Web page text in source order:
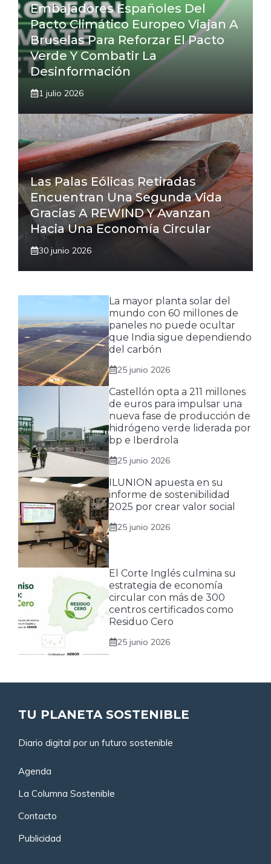
Embajadores Españoles Del
Pacto Climático Europeo Viajan A
Bruselas Para Reforzar El Pacto
Verde Y Combatir La
Desinformación
1 julio 2026
Las Palas Eólicas Retiradas
Encuentran Una Segunda Vida
Gracias A REWIND Y Avanzan
Hacia Una Economía Circular
30 junio 2026
La mayor planta solar del
mundo con 60 millones de
paneles no puede ocultar
que India sigue dependiendo
del carbón
25 junio 2026
Castellón opta a 211 millones
de euros para impulsar una
nueva fase de producción de
hidrógeno verde liderada por
bp e Iberdrola
25 junio 2026
ILUNION apuesta en su
informe de sostenibilidad
2025 por crear valor social
25 junio 2026
El Corte Inglés culmina su
estrategia de economía
circular con más de 300
centros certificados como
Residuo Cero
25 junio 2026
TU PLANETA SOSTENIBLE
Diario digital por un futuro sostenible
Agenda
La Columna Sostenible
Contacto
Publicidad